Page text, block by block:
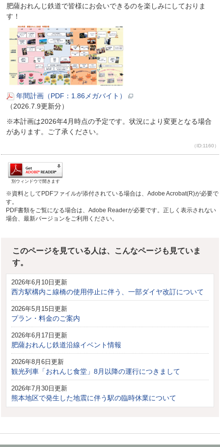
肥薩おれんじ鉄道で皆様にお会いできるのを楽しみにしておりま
す！
年間計画（PDF：1.86メガバイト）
（2026.7.9更新分）
※本計画は2026年4月時点の予定です。状況により変更となる場合
があります。ご了承ください。
（ID:1160）
別ウィンドウで開きます
※資料としてPDFファイルが添付されている場合は、Adobe Acrobat(R)が必要で
す。
PDF書類をご覧になる場合は、Adobe Readerが必要です。正しく表示されない
場合、最新バージョンをご利用ください。
このページを見ている人は、こんなページも見ていま
す。
2026年6月10日更新
西方駅構内こ線橋の使用停止に伴う、一部ダイヤ改訂について
2026年5月15日更新
プラン・料金のご案内
2026年6月17日更新
肥薩おれんじ鉄道沿線イベント情報
2026年8月6日更新
観光列車「おれんじ食堂」8月以降の運行につきまして
2026年7月30日更新
熊本地区で発生した地震に伴う駅の臨時休業について